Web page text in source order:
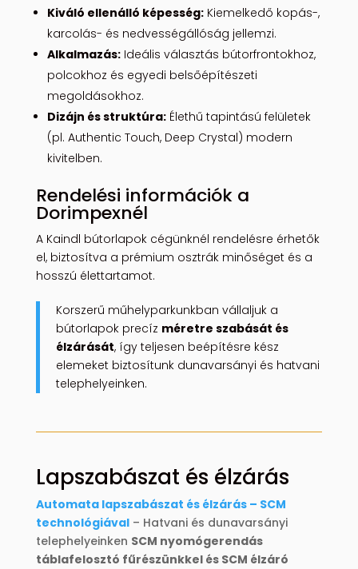
Kiváló ellenálló képesség:Kiemelkedő kopás-,
karcolás- és nedvességállóság jellemzi.
Alkalmazás:Ideális választás bútorfrontokhoz,
polcokhoz és egyedi belsőépítészeti
megoldásokhoz.
Dizájn és struktúra:Élethű tapintású felületek
(pl. Authentic Touch, Deep Crystal) modern
kivitelben.
Rendelési információk a
Dorimpexnél
A Kaindl bútorlapok cégünknél rendelésre érhetők
el, biztosítva a prémium osztrák minőséget és a
hosszú élettartamot.
Korszerű műhelyparkunkban vállaljuk a
bútorlapok precíz méretre szabását és
élzárását, így teljesen beépítésre kész
elemeket biztosítunk dunavarsányi és hatvani
telephelyeinken.
Lapszabászat és élzárás
Automata lapszabászat és élzárás – SCM
technológiával– Hatvani és dunavarsányi
telephelyeinken SCM nyomógerendás
táblafelosztó fűrészünkkel és SCM élzáró